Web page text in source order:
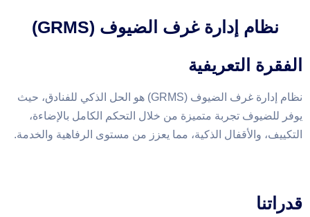
نظام إدارة غرف الضيوف (GRMS)
الفقرة التعريفية
نظام إدارة غرف الضيوف (GRMS) هو الحل الذكي للفنادق، حيث
يوفر للضيوف تجربة متميزة من خلال التحكم الكامل بالإضاءة،
التكييف، والأقفال الذكية، مما يعزز من مستوى الرفاهية والخدمة.
قدراتنا